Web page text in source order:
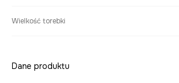
Wielkość torebki
Dane produktu